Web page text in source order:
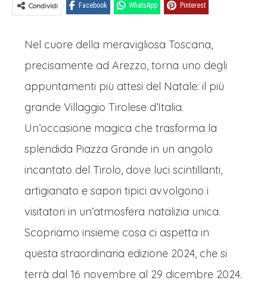
Condividi Facebook WhatsApp Pinterest
Nel cuore della meravigliosa Toscana,
precisamente ad Arezzo, torna uno degli
appuntamenti più attesi del Natale: il più
grande Villaggio Tirolese d’Italia.
Un’occasione magica che trasforma la
splendida Piazza Grande in un angolo
incantato del Tirolo, dove luci scintillanti,
artigianato e sapori tipici avvolgono i
visitatori in un’atmosfera natalizia unica.
Scopriamo insieme cosa ci aspetta in
questa straordinaria edizione 2024, che si
terrà dal 16 novembre al 29 dicembre 2024.